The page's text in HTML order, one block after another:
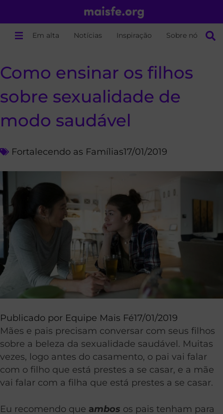
Em alta Notícias Inspiração Sobre nós
Como ensinar os filhos
sobre sexualidade de
modo saudável
Fortalecendo as Famílias17/01/2019
Publicado por Equipe Mais Fé17/01/2019
Mães e pais precisam conversar com seus filhos
sobre a beleza da sexualidade saudável. Muitas
vezes, logo antes do casamento, o pai vai falar
com o filho que está prestes a se casar, e a mãe
vai falar com a filha que está prestes a se casar.
Eu recomendo que ambos os pais tenham para